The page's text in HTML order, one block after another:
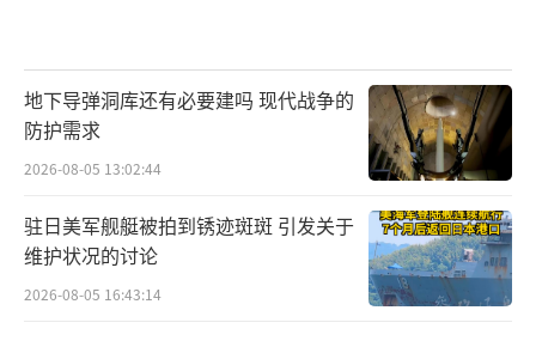
地下导弹洞库还有必要建吗 现代战争的
防护需求
2026-08-05 13:02:44
驻日美军舰艇被拍到锈迹斑斑 引发关于
维护状况的讨论
2026-08-05 16:43:14